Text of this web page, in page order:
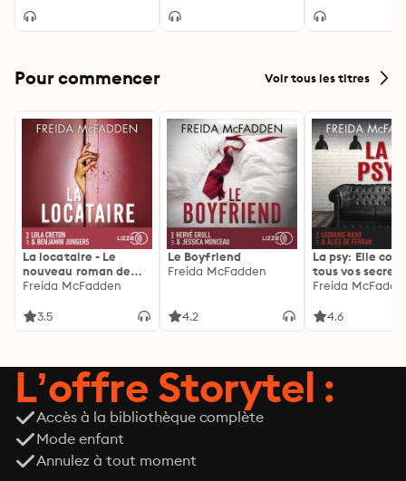
Pour commencer Voir tous les titres
La locataire - Le
nouveau roman de
l'autrice de La femme
Freida McFadden
3.5
Le Boyfriend
Freida McFadden
4.2
La psy: Elle
tous vos
découvrez les
Freida
4.6
L’offre Storytel :
Accès à la bibliothèque complète
Mode enfant
Annulez à tout moment